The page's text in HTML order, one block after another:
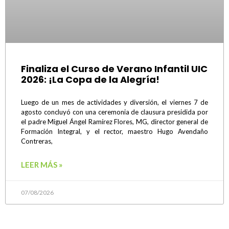
Finaliza el Curso de Verano Infantil UIC
2026: ¡La Copa de la Alegría!
Luego de un mes de actividades y diversión, el viernes 7 de
agosto concluyó con una ceremonia de clausura presidida por
el padre Miguel Ángel Ramírez Flores, MG, director general de
Formación Integral, y el rector, maestro Hugo Avendaño
Contreras,
LEER MÁS »
07/08/2026